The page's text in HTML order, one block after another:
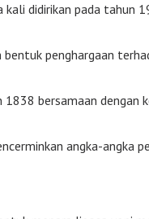
didirikan pada
penghargaan
bersamaan dengan
angka-angka